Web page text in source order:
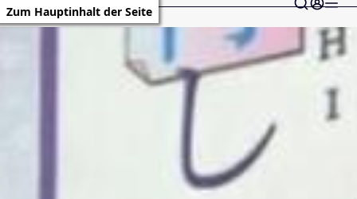
Zum Hauptinhalt der Seite